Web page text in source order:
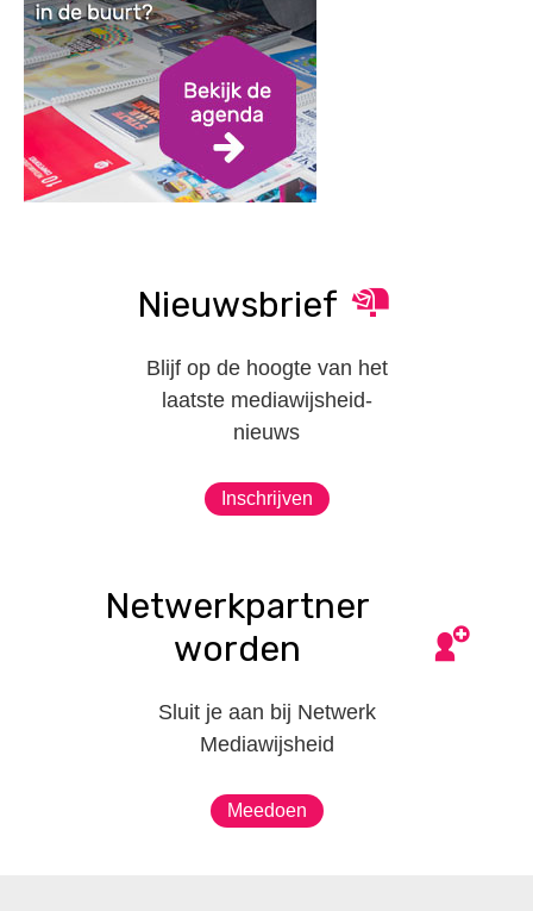
Nieuwsbrief
Blijf op de hoogte van het
laatste mediawijsheid-
nieuws
Inschrijven
Netwerkpartner
worden
Sluit je aan bij Netwerk
Mediawijsheid
Meedoen